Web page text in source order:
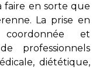
faire en sorte que
La prise en
et
professionnels
diététique,